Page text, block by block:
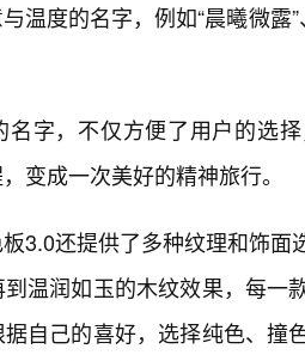
温度的名字，例如“晨曦微露”
名字，不仅方便了用户的选
变成一次美好的精神旅行。
3.0还提供了多种纹理和饰面
温润如玉的木纹效果，每一
自己的喜好，选择纯色、撞